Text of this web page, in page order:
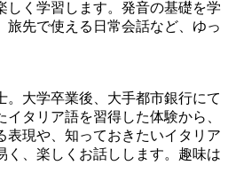
しく学習します。発音の基礎を学
旅先で使える日常会話など、ゆっ
大学卒業後、大手都市銀行にて
イタリア語を習得した体験から、
表現や、知っておきたいイタリア
く、楽しくお話しします。趣味は